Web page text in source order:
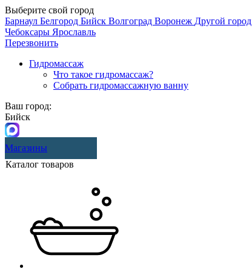
Выберите свой город
Барнаул Белгород Бийск Волгоград Воронеж Другой город
Чебоксары Ярославль
Перезвонить
Гидромассаж
Что такое гидромассаж?
Собрать гидромассажную ванну
Ваш город:
Бийск
Магазины
Каталог товаров